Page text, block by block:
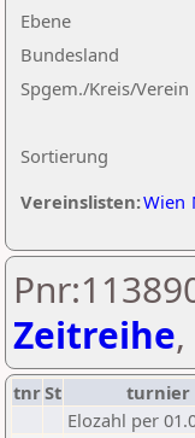
Ebene
Sortierung
Bundesland
Spgem./Kreis/Verein
Vereinslisten:Wien
Zeitreihe,
tnrSt turnier
Elozahl per